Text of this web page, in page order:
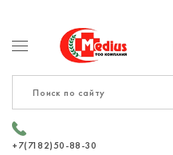
+7(7182)50-88-30